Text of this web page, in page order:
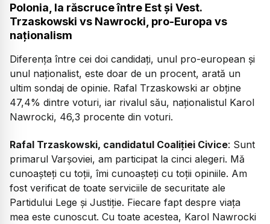
Polonia, la răscruce între Est și Vest.
Trzaskowski vs Nawrocki, pro-Europa vs
naționalism
Diferența între cei doi candidați, unul pro-european și
unul naționalist, este doar de un procent, arată un
ultim sondaj de opinie. Rafal Trzaskowski ar obține
47,4% dintre voturi, iar rivalul său, naționalistul Karol
Nawrocki, 46,3 procente din voturi.
Rafal Trzaskowski, candidatul Coaliției Civice: Sunt
primarul Varșoviei, am participat la cinci alegeri. Mă
cunoașteți cu toții, îmi cunoașteți cu toții opiniile. Am
fost verificat de toate serviciile de securitate ale
Partidului Lege și Justiție. Fiecare fapt despre viața
mea este cunoscut. Cu toate acestea, Karol Nawrocki